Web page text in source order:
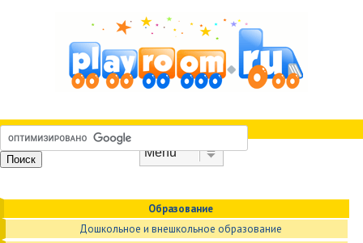
Образование
Дошкольное и внешкольное образование